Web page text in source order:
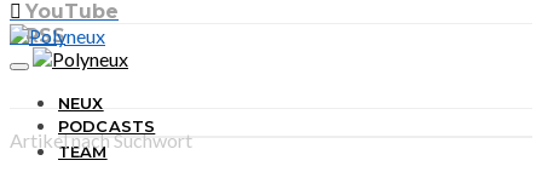
YouTube
RSS
NEUX
PODCASTS
TEAM
Artikel nach Suchwort